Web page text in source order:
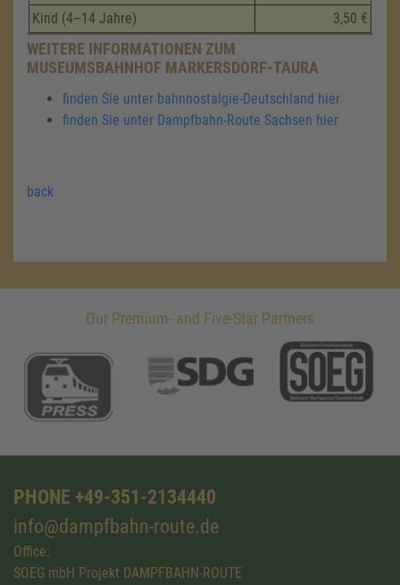
Kind (4–14 Jahre)
3,50 €
WEITERE INFORMATIONEN ZUM
MUSEUMSBAHNHOF MARKERSDORF-TAURA
finden Sie unter bahnnostalgie-Deutschland hier
finden Sie unter Dampfbahn-Route Sachsen hier
back
Our Premium- and Five-Star Partners
PHONE +49-351-2134440
info@dampfbahn-route.de
Office:
SOEG mbH Projekt DAMPFBAHN-ROUTE